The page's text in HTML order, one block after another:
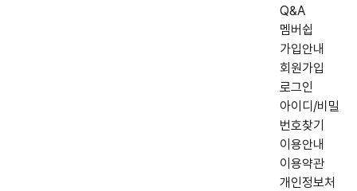
Q&A
멤버쉽
가입안내
회원가입
로그인
아이디/비밀
번호찾기
이용안내
이용약관
개인정보처